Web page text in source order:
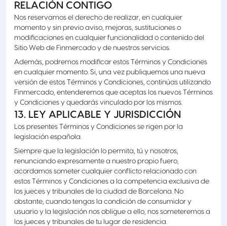
RELACIÓN CONTIGO
Nos reservamos el derecho de realizar, en cualquier
momento y sin previo aviso, mejoras, sustituciones o
modificaciones en cualquier funcionalidad o contenido del
Sitio Web de Finmercado y de nuestros servicios.
Además, podremos modificar estos Términos y Condiciones
en cualquier momento. Si, una vez publiquemos una nueva
versión de estos Términos y Condiciones, continúas utilizando
Finmercado, entenderemos que aceptas los nuevos Términos
y Condiciones y quedarás vinculado por los mismos.
13. LEY APLICABLE Y JURISDICCIÓN
Los presentes Términos y Condiciones se rigen por la
legislación española.
Siempre que la legislación lo permita, tú y nosotros,
renunciando expresamente a nuestro propio fuero,
acordamos someter cualquier conflicto relacionado con
estos Términos y Condiciones a la competencia exclusiva de
los jueces y tribunales de la ciudad de Barcelona. No
obstante, cuando tengas la condición de consumidor y
usuario y la legislación nos obligue a ello, nos someteremos a
los jueces y tribunales de tu lugar de residencia.